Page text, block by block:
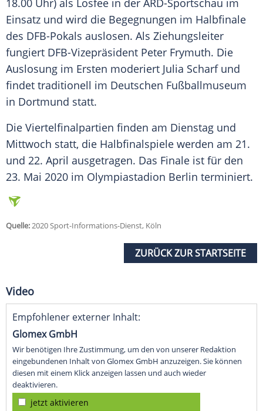
18.00 Uhr) als Losfee in der ARD-Sportschau im
Einsatz und wird die Begegnungen im Halbfinale
des DFB-Pokals auslosen. Als Ziehungsleiter
fungiert DFB-Vizepräsident Peter Frymuth. Die
Auslosung im Ersten moderiert Julia Scharfund
findet traditionell im Deutschen Fußballmuseum
in Dortmund statt.
Die Viertelfinalpartien finden am Dienstag und
Mittwoch statt, die Halbfinalspiele werden am 21.
und 22. April ausgetragen. Das Finale ist für den
23. Mai 2020 im Olympiastadion Berlin terminiert.
Quelle:2020 Sport-Informations-Dienst, Köln
ZURÜCK ZUR STARTSEITE
Video
Empfohlener externer Inhalt:
Glomex GmbH
Wir benötigen Ihre Zustimmung, um den von unserer Redaktion
eingebundenen Inhalt von Glomex GmbH anzuzeigen. Sie können
diesen mit einem Klick anzeigen lassen und auch wieder
deaktivieren.
jetzt aktivieren